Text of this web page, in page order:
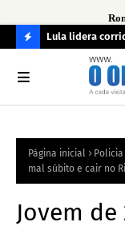
O
R
Lula lidera
pesquisa;
Página inicial Policia
mal súbito e cair no
Jovem